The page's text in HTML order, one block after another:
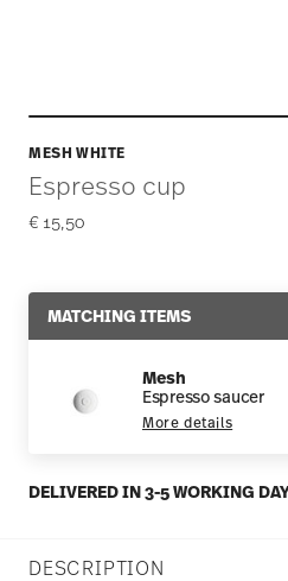
MESH WHITE
Espresso cup
€ 15,50
MATCHING ITEMS
Mesh
Espresso saucer
More details
DELIVERED IN 3-5 WORKING
DESCRIPTION